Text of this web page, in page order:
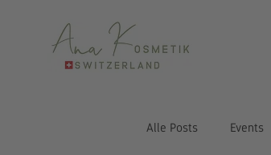
Alle Posts Events